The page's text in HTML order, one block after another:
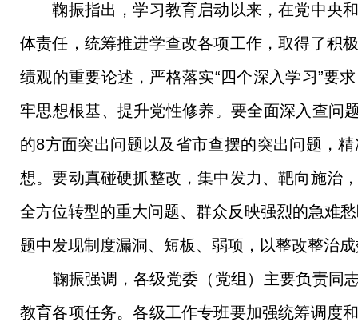
鞠振指出，学习教育启动以来，在党中央和
体责任，统筹推进学查改各项工作，取得了积
绩观的重要论述，严格落实“四个深入学习”要
牢思想根基、提升党性修养。要全面深入查问
的8方面突出问题以及省市查摆的突出问题，
想。要动真碰硬抓整改，集中发力、靶向施治
全方位转型的重大问题、群众反映强烈的急难
题中发现制度漏洞、短板、弱项，以整改整治
鞠振强调，各级党委（党组）主要负责同志
教育各项任务。各级工作专班要加强统筹调度